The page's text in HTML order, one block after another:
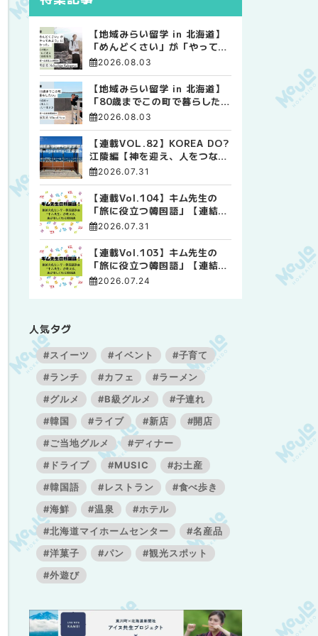
【地域みらい留学 in 北海道】
「めんどくさい」が「やってみ
よう」に変わった。 十勝の風
自由な高校生活
2026.08.03
【地域みらい留学 in 北海道】
「80歳までこの町で暮らした
い」 標津高校で踏み出した、
2026.08.03
【連載VOL.82】KOREA DO?
江陵編【神を迎え、人をつなぐ
時間 ― 江陵端午祭 】
2026.07.31
【連載Vol.104】キム先生の
「旅に役立つ韓国語」【連結語
尾について その4】
2026.07.31
【連載Vol.103】キム先生の
「旅に役立つ韓国語」【連結語
尾について その3】
2026.07.24
人気タグ
#スイーツ #イベント
#子育て
#ランチ
#カフェ
#ラーメン
#グルメ
#B級グルメ
#子連れ
#韓国
#ライブ #新店
#開店
#ご当地グルメ
#ディナー
#ドライブ
#MUSIC
#お土産
#韓国語
#レストラン
#食べ歩き
#海鮮
#温泉
#ホテル
#北海道マイホームセンター
#名産品
#洋菓子
#パン
#観光スポット
#外遊び